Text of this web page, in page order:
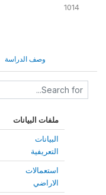
1014
وصف الدراسة
ملفات البيانات
البيانات
التعريفية
استعمالات
الاراضي